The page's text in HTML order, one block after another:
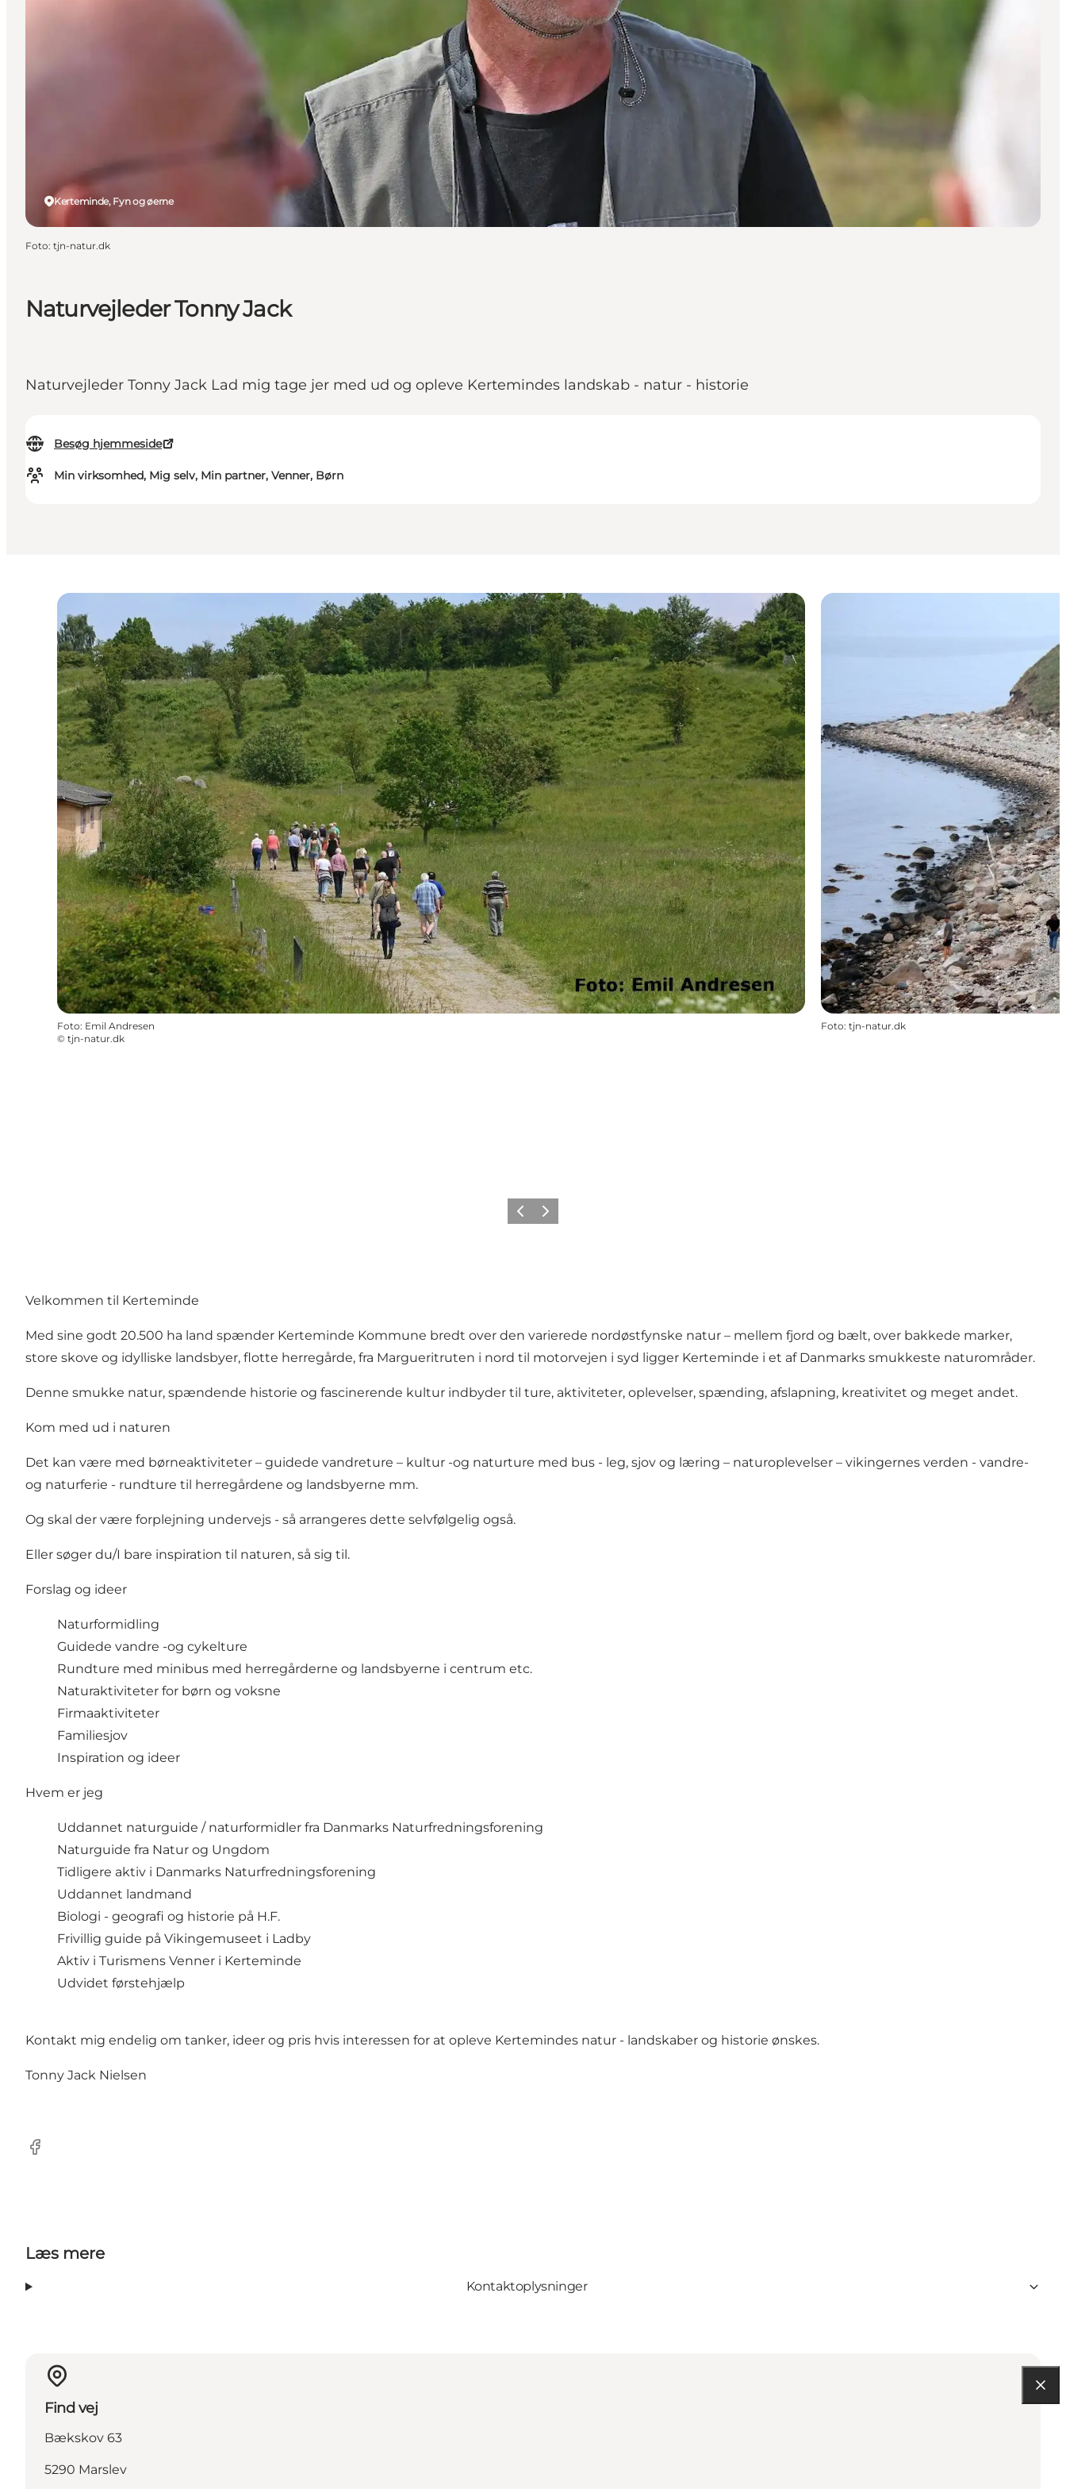
Naturvejleder Tonny Jack
Naturvejleder Tonny Jack Lad mig tage jer med ud og opleve Kertemindes landskab - natur - historie
Besøg hjemmeside
Min virksomhed, Mig selv, Min partner, Venner, Børn
Kerteminde, Fyn og øerne
Foto: tjn-natur.dk
Foto: Emil Andresen
© tjn-natur.dk
Foto: tjn-natur.dk
ForrigeNæste
Velkommen til Kerteminde
Med sine godt 20.500 ha land spænder Kerteminde Kommune bredt over den varierede nordøstfynske natur – mellem fjord og bælt, over bakkede marker,
store skove og idylliske landsbyer, flotte herregårde, fra Margueritruten i nord til motorvejen i syd ligger Kerteminde i et af Danmarks smukkeste naturområder.
Denne smukke natur, spændende historie og fascinerende kultur indbyder til ture, aktiviteter, oplevelser, spænding, afslapning, kreativitet og meget andet.
Kom med ud i naturen
Det kan være med børneaktiviteter – guidede vandreture – kultur -og naturture med bus - leg, sjov og læring – naturoplevelser – vikingernes verden - vandre-
og naturferie - rundture til herregårdene og landsbyerne mm.
Og skal der være forplejning undervejs - så arrangeres dette selvfølgelig også.
Eller søger du/I bare inspiration til naturen, så sig til.
Forslag og ideer
Naturformidling
Guidede vandre -og cykelture
Rundture med minibus med herregårderne og landsbyerne i centrum etc.
Naturaktiviteter for børn og voksne
Firmaaktiviteter
Familiesjov
Inspiration og ideer
Hvem er jeg
Uddannet naturguide / naturformidler fra Danmarks Naturfredningsforening
Naturguide fra Natur og Ungdom
Tidligere aktiv i Danmarks Naturfredningsforening
Uddannet landmand
Biologi - geografi og historie på H.F.
Frivillig guide på Vikingemuseet i Ladby
Aktiv i Turismens Venner i Kerteminde
Udvidet førstehjælp
Kontakt mig endelig om tanker, ideer og pris hvis interessen for at opleve Kertemindes natur - landskaber og historie ønskes.
Tonny Jack Nielsen
Facebook
Læs mere
Kontaktoplysninger
Find vej
Bækskov 63
5290 Marslev